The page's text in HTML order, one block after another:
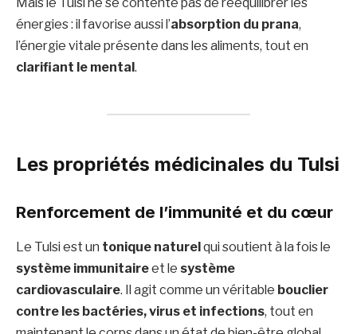
énergies : il favorise aussi l’absorption du prana,
l’énergie vitale présente dans les aliments, tout en
clarifiant le mental.
Les propriétés médicinales du Tulsi
Renforcement de l’immunité et du cœur
Le Tulsi est un tonique naturel qui soutient à la fois le
système immunitaireet le système
cardiovasculaire. Il agit comme un véritable bouclier
contre les bactéries, virus et infections, tout en